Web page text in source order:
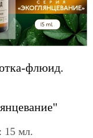
флюид.
15 мл.